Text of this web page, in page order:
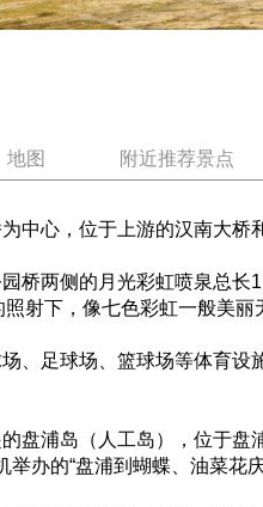
地图 附近推荐景点
心，位于上游的汉南大桥
两侧的月光彩虹喷泉总长
射下，像七色彩虹一般美丽
足球场、篮球场等体育设
浦岛（人工岛），位于盘
办的“盘浦到蝴蝶、油菜花